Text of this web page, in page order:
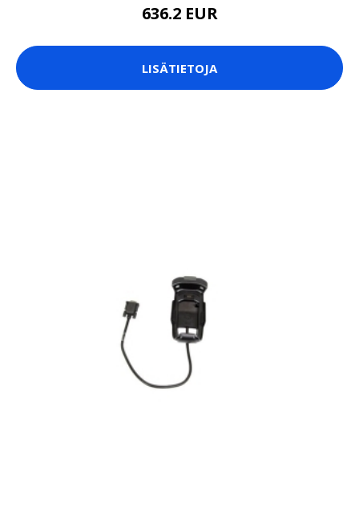
636.2 EUR
LISÄTIETOJA